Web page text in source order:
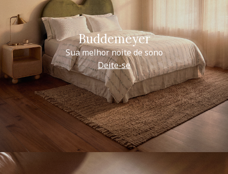
Buddemeyer
Sua melhor noite de sono
Deite-se